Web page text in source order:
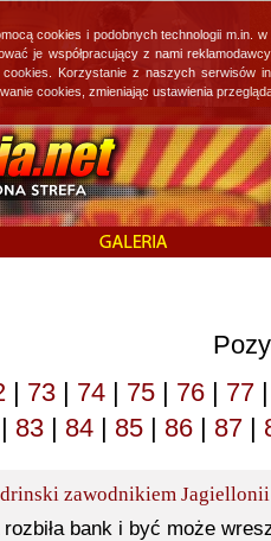
| 73 | 74 | 75 | 76 | 77 |
| 83 | 84 | 85 | 86 | 87 |
zawodnikiem
bank i być może
cookies i podobnych technologii
je współpracujący z nami
Korzystanie z naszych
cookies, zmieniając ustawienia